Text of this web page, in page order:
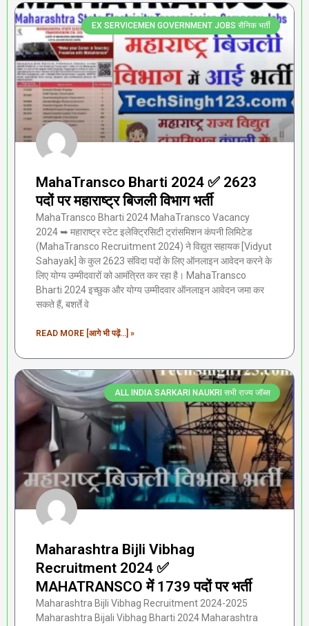
EX SERVICEMEN GOVERNMENT JOBS सैनिक भर्ती
MahaTransco Bharti 2024 ✅ 2623
पदों पर महाराष्ट्र बिजली विभाग भर्ती
MahaTransco Bharti 2024 MahaTransco Vacancy
2024 ➥ महाराष्ट्र स्टेट इलेक्ट्रिसिटी ट्रांसमिशन कंपनी लिमिटेड
(MahaTransco Recruitment 2024) ने विद्युत सहायक [Vidyut
Sahayak] के कुल 2623 संविदा पदों के लिए ऑनलाइन आवेदन करने के
लिए योग्य उम्मीदवारों को आमंत्रित कर रहा है। MahaTransco
Bharti 2024 इच्छुक और योग्य उम्मीदवार ऑनलाइन आवेदन जमा कर
सकते हैं, बशर्ते वे
READ MORE [आगे भी पढ़ें...] »
ALL INDIA SARKARI NAUKRI सभी राज्य जॉब्स
Maharashtra Bijli Vibhag
Recruitment 2024 ✅
MAHATRANSCO में 1739 पदों पर भर्ती
Maharashtra Bijli Vibhag Recruitment 2024-2025
Maharashtra Bijali Vibhag Bharti 2024 Maharashtra